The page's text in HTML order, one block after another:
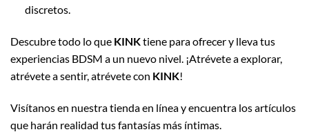
discretos.
Descubre todo lo que KINKtiene para ofrecer y lleva tus
experiencias BDSM a un nuevo nivel. ¡Atrévete a explorar,
atrévete a sentir, atrévete con KINK!
Visítanos en nuestra tienda en línea y encuentra los artículos
que harán realidad tus fantasías más íntimas.